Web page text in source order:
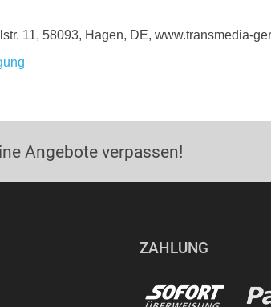
11, 58093, Hagen, DE, www.transmedia-
Angebote verpassen!
ZAHLUNG